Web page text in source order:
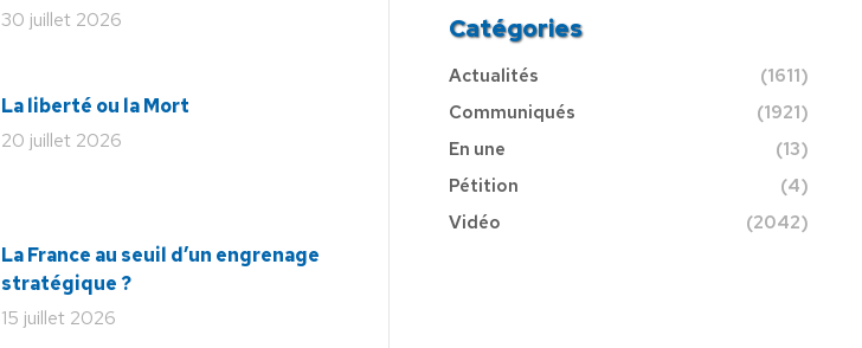
30 juillet 2026
La liberté ou la Mort
20 juillet 2026
La France au seuil d’un engrenage
stratégique ?
15 juillet 2026
Catégories
Actualités
(1611)
Communiqués
(1921)
En une
(13)
Pétition
(4)
Vidéo
(2042)